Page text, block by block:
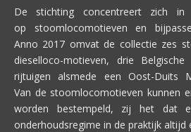
De stichting concentreert zich in
op stoomlocomotieven en
Anno 2017 omvat de collectie zes
dieselloco-motieven, drie
rijtuigen alsmede een Oost-Duits
Van de stoomlocomotieven kunnen
worden bestempeld, zij het dat
onderhoudsregime in de praktijk altijd